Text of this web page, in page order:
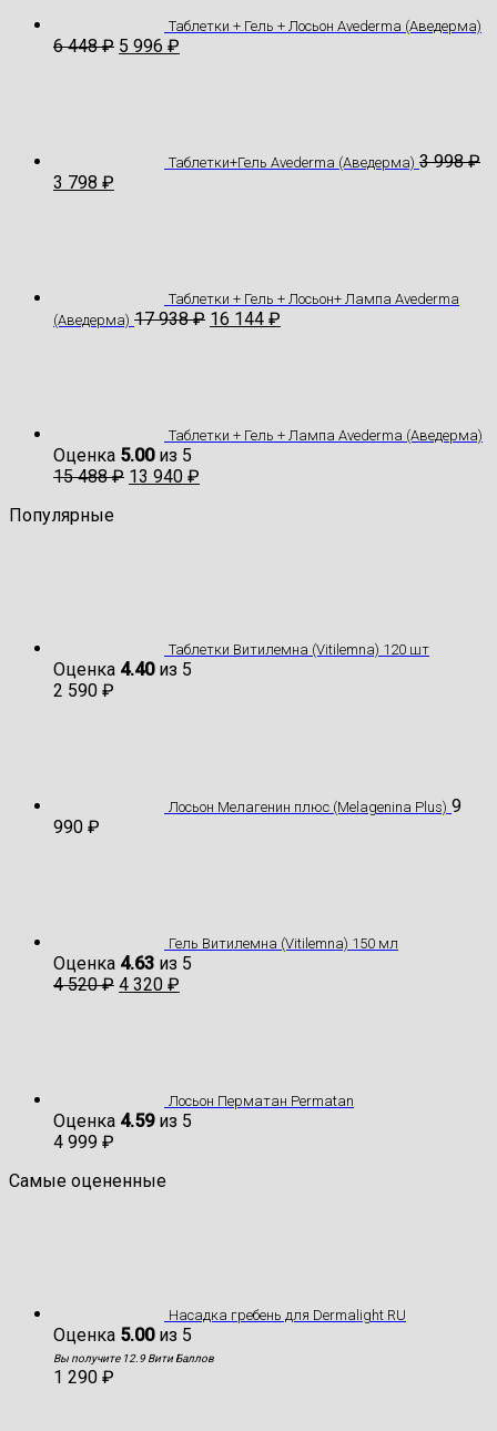
Таблетки + Гель + Лосьон Avederma (Аведерма)
6 448₽ 5 996 ₽
Таблетки+Гель Avederma (Аведерма) 3 998₽
3 798 ₽
Таблетки + Гель + Лосьон+ Лампа Avederma
(Аведерма) 17 938₽ 16 144 ₽
Таблетки + Гель + Лампа Avederma (Аведерма)
Оценка 5.00из 5
15 488₽ 13 940 ₽
Популярные
Таблетки Витилемна (Vitilemna) 120 шт
Оценка 4.40из 5
2 590 ₽
Лосьон Мелагенин плюс (Melagenina Plus) 9
990 ₽
Гель Витилемна (Vitilemna) 150 мл
Оценка 4.63 из 5
4 520₽ 4 320 ₽
Лосьон Перматан Permatan
Оценка 4.59из 5
4 999 ₽
Самые оцененные
Насадка гребень для Dermalight RU
Оценка 5.00из 5
Вы получите 12.9 Вити Баллов
1 290 ₽